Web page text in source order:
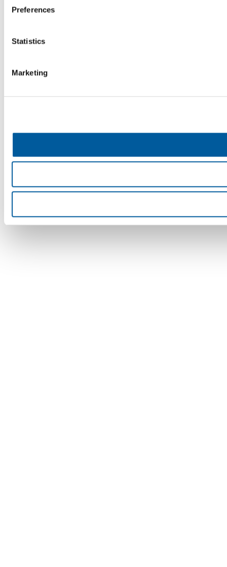
Preferences
Statistics
Marketing